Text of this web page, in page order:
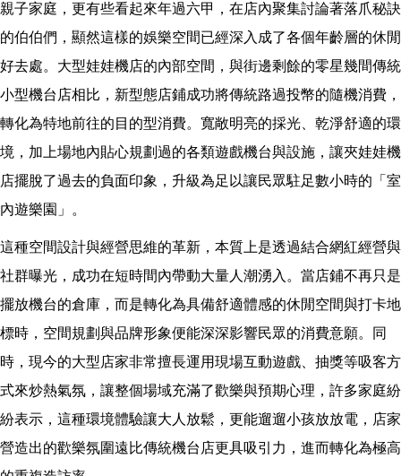
親子家庭，更有些看起來年過六甲，在店內聚集討論著落爪秘訣
的伯伯們，顯然這樣的娛樂空間已經深入成了各個年齡層的休閒
好去處。大型娃娃機店的內部空間，與街邊剩餘的零星幾間傳統
小型機台店相比，新型態店鋪成功將傳統路過投幣的隨機消費，
轉化為特地前往的目的型消費。寬敞明亮的採光、乾淨舒適的環
境，加上場地內貼心規劃過的各類遊戲機台與設施，讓夾娃娃機
店擺脫了過去的負面印象，升級為足以讓民眾駐足數小時的「室
內遊樂園」。
這種空間設計與經營思維的革新，本質上是透過結合網紅經營與
社群曝光，成功在短時間內帶動大量人潮湧入。當店鋪不再只是
擺放機台的倉庫，而是轉化為具備舒適體感的休閒空間與打卡地
標時，空間規劃與品牌形象便能深深影響民眾的消費意願。同
時，現今的大型店家非常擅長運用現場互動遊戲、抽獎等吸客方
式來炒熱氣氛，讓整個場域充滿了歡樂與預期心理，許多家庭紛
紛表示，這種環境體驗讓大人放鬆，更能遛遛小孩放放電，店家
營造出的歡樂氛圍遠比傳統機台店更具吸引力，進而轉化為極高